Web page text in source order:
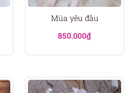
Mùa yêu đầu
850.000₫